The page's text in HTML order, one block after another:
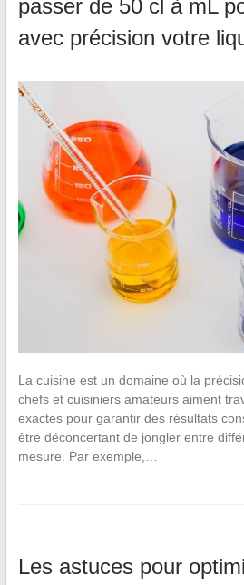
passer de 50 cl à mL
avec précision votre
La cuisine est un domaine où la
chefs et cuisiniers amateurs aiment
exactes pour garantir des résultats
être déconcertant de jongler entre
mesure. Par exemple,…
Les astuces pour